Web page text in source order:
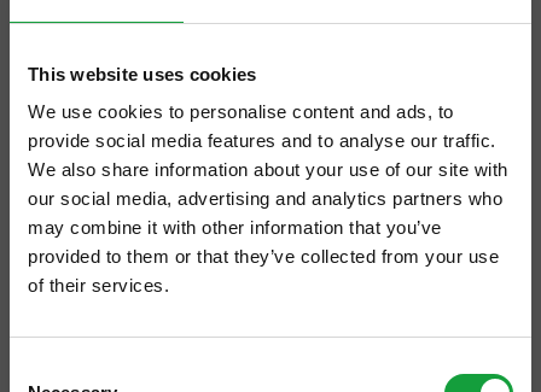
This website uses cookies
We use cookies to personalise content and ads, to
provide social media features and to analyse our traffic.
We also share information about your use of our site with
our social media, advertising and analytics partners who
may combine it with other information that you’ve
provided to them or that they’ve collected from your use
of their services.
Alla Borsa si capisce pienamente cosa vuol
dire etica nella ristorazione. A
rappresentarla è una donna,Nadia
Pasquali , che, dopo un’esperienza
tornata aValeggio sul Mincio, nel
ristorante aperto dai genitori nel 1959 dai
ISCRIVITI ALLA NEWSLETTER